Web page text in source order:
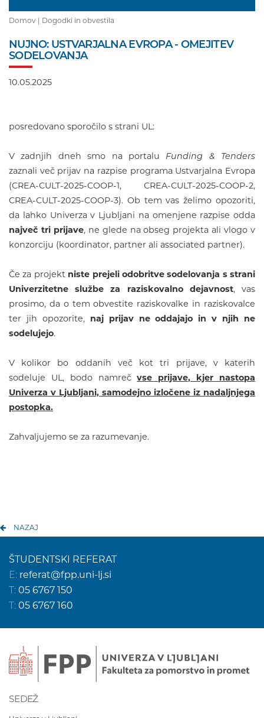
Domov | Dogodki in obvestila
NUJNO: USTVARJALNA EVROPA - OMEJITEV
SODELOVANJA
10.05.2025
posredovano sporočilo s strani UL:
V zadnjih dneh smo na portalu Funding & Tenders
zaznali več prijav na razpise programa Ustvarjalna Evropa
(CREA-CULT-2025-COOP-1, CREA-CULT-2025-COOP-2,
CREA-CULT-2025-COOP-3). Ob tem vas želimo opozoriti,
da lahko Univerza v Ljubljani na omenjene razpise odda
največ tri prijave, ne glede na obseg projekta ali vlogo v
konzorciju (koordinator, partner ali associated partner).
Če za projekt niste prejeli odobritve sodelovanja s strani
Univerzitetne službe za raziskovalno dejavnost, vas
prosimo, da o tem obvestite raziskovalke in raziskovalce
ter jih opozorite, naj prijav ne oddajajo in v njih ne
sodelujejo.
V kolikor bo oddanih več kot tri prijave, v katerih
sodeluje UL, bodo namrečvse prijave, kjer nastopa
Univerza v Ljubljani, samodejno izločene iz nadaljnjega
postopka.
Zahvaljujemo se za razumevanje.
NAZAJ
ŠTUDENTSKI REFERAT
E: referat@fpp.uni-lj.si
T: 05 6767 150
T: 05 6767 160
SEDEŽ